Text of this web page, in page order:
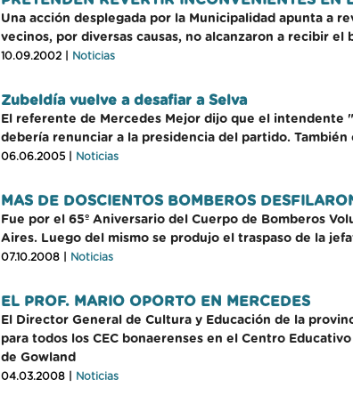
Una acción desplegada por la Municipalidad apunta a
vecinos, por diversas causas, no alcanzaron a recibir
10.09.2002 | Noticias
Zubeldía vuelve a desafiar a Selva
El referente de Mercedes Mejor dijo que el intendente
debería renunciar a la presidencia del partido.
06.06.2005 | Noticias
MAS DE DOSCIENTOS BOMBEROS
Fue por el 65º Aniversario del Cuerpo de Bomberos
Aires. Luego del mismo se produjo el traspaso de la
07.10.2008 | Noticias
EL PROF. MARIO OPORTO EN MERCEDES
El Director General de Cultura y Educación de la
para todos los CEC bonaerenses en el Centro
de Gowland
04.03.2008 | Noticias